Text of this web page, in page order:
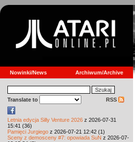
Nowinki/News Archiwum/Archive
Translate to RSS
Letnia edycja Silly Venture 2026 z 2026-07-31
15:41 (36)
Pamięci Jurgiego z 2026-07-21 12:42 (1)
Sceny z demosceny #7: opowiada SuN z 2026-07-